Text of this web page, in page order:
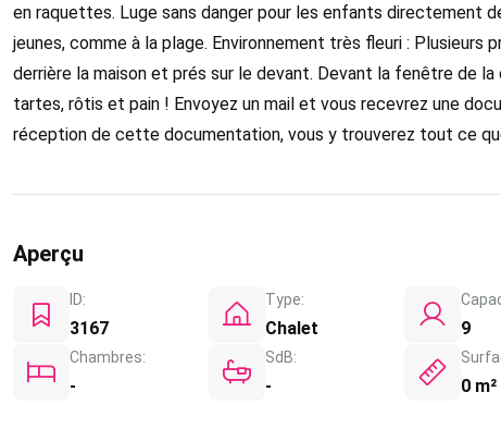
en raquettes. Luge sans danger pour les enfants directement
jeunes, comme à la plage. Environnement très fleuri : Plusieurs
derrière la maison et prés sur le devant. Devant la fenêtre de
tartes, rôtis et pain ! Envoyez un mail et vous recevrez une
réception de cette documentation, vous y trouverez tout ce
Aperçu
ID:
3167
Type:
Chalet 9
Chambres:
-
SdB:
- 0 m²